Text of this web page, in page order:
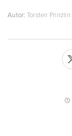
Autor: Torsten Prinzlin